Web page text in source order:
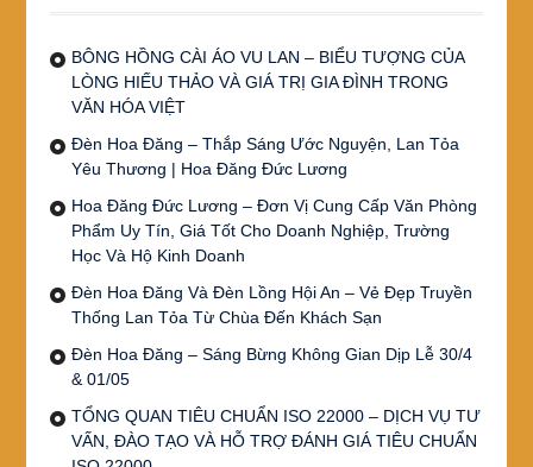
BÔNG HỒNG CÀI ÁO VU LAN – BIỂU TƯỢNG CỦA
LÒNG HIẾU THẢO VÀ GIÁ TRỊ GIA ĐÌNH TRONG
VĂN HÓA VIỆT
Đèn Hoa Đăng – Thắp Sáng Ước Nguyện, Lan Tỏa
Yêu Thương | Hoa Đăng Đức Lương
Hoa Đăng Đức Lương – Đơn Vị Cung Cấp Văn Phòng
Phẩm Uy Tín, Giá Tốt Cho Doanh Nghiệp, Trường
Học Và Hộ Kinh Doanh
Đèn Hoa Đăng Và Đèn Lồng Hội An – Vẻ Đẹp Truyền
Thống Lan Tỏa Từ Chùa Đến Khách Sạn
Đèn Hoa Đăng – Sáng Bừng Không Gian Dịp Lễ 30/4
& 01/05
TỔNG QUAN TIÊU CHUẨN ISO 22000 – DỊCH VỤ TƯ
VẤN, ĐÀO TẠO VÀ HỖ TRỢ ĐÁNH GIÁ TIÊU CHUẨN